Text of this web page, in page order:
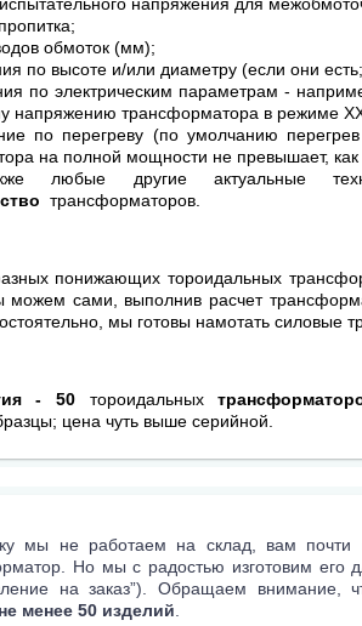
обмоток (мм);
по высоте и/или диаметру (если они
по электрическим параметрам -
напряжению трансформатора в режиме
по перегреву (по умолчанию
на полной мощности не превышает, как
любые другие актуальные
трансформаторов.
понижающих тороидальных
сами, выполнив расчет
мы готовы намотать силовые
- 50 тороидальных
цена чуть выше серийной.
мы не работаем на склад, вам почти
Но мы с радостью изготовим его
на заказ”). Обращаем внимание,
не менее 50 изделий